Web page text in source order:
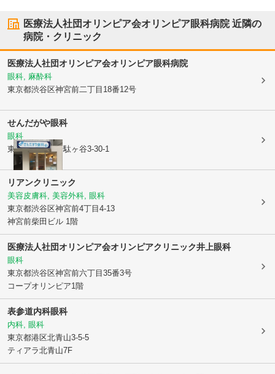
医療法人社団オリンピア会オリンピア眼科病院近隣の
病院・クリニック
医療法人社団オリンピア会オリンピア眼科病院
眼科, 麻酔科
東京都渋谷区神宮前二丁目18番12号
せんだがや眼科
眼科
東京都渋谷区千駄ヶ谷3-30-1
リアンクリニック
美容皮膚科, 美容外科, 眼科
東京都渋谷区神宮前4丁目4-13
神宮前柴田ビル 1階
医療法人社団オリンピア会オリンピアクリニック井上眼科
眼科
東京都渋谷区神宮前六丁目35番3号
コープオリンピア1階
表参道内科眼科
内科, 眼科
東京都港区北青山3-5-5
ティアラ北青山7F